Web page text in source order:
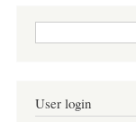
Search form
User login